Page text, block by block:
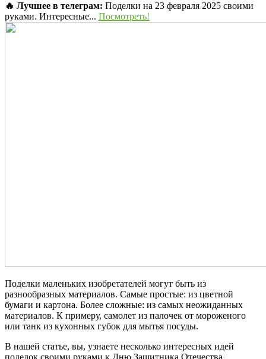
🔥 Лучшее в телеграм: Поделки на 23 февраля 2025 своими
руками. Интересные... Посмотреть!
Поделки маленьких изобретателей могут быть из
разнообразных материалов. Самые простые: из цветной
бумаги и картона. Более сложные: из самых неожиданных
материалов. К примеру, самолет из палочек от мороженого
или танк из кухонных губок для мытья посуды.
В нашей статье, вы, узнаете несколько интересных идей
поделок своими руками к Дню Защитника Отечества.